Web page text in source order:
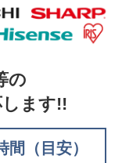
の
ます!!
（目安）